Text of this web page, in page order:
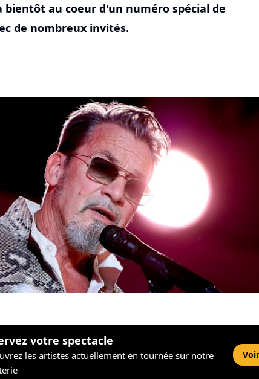
bientôt au coeur d'un numéro spécial de
de nombreux invités.
votre spectacle
les artistes actuellement en tournée sur notre
Voir